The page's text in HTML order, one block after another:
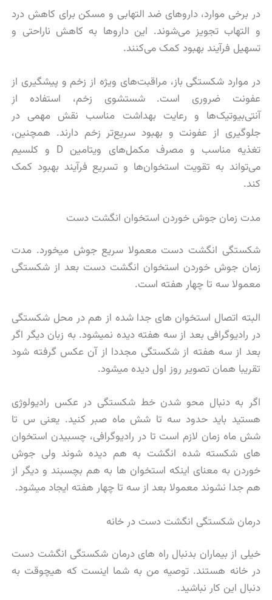
در برخی موارد، داروهای ضد التهابی و مسکن برای کاهش درد
و التهاب تجویز می‌شوند. این داروها به کاهش ناراحتی و
تسهیل فرآیند بهبود کمک می‌کنند.
در موارد شکستگی باز، مراقبت‌های ویژه از زخم و پیشگیری از
عفونت ضروری است. شستشوی زخم، استفاده از
آنتی‌بیوتیک‌ها و رعایت بهداشت مناسب نقش مهمی در
جلوگیری از عفونت و بهبود سریع‌تر زخم دارند. همچنین،
تغذیه مناسب و مصرف مکمل‌های ویتامین D و کلسیم
می‌تواند به تقویت استخوان‌ها و تسریع فرآیند بهبود کمک
کند.
مدت زمان جوش خوردن استخوان انگشت دست
شکستگی انگشت دست معمولا سریع جوش میخورد. مدت
زمان جوش خوردن استخوان انگشت دست بعد از شکستگی
معمولا سه تا چهار هفته است.
البته اتصال استخوان های جدا شده از هم در محل شکستگی
در رادیوگرافی بعد از سه هفته دیده نمیشود. به زبان دیگر اگر
بعد از سه هفته از شکستگی مجددا از آن عکس گرفته شود
تقریبا همان تصویر روز اول دیده میشود.
اگر به دنبال محو شدن خط شکستگی در عکس رادیولوژی
هستید باید حدود سه تا شش ماه صبر کنید. یعنی س تا
شش ماه زمان لازم است تا در رادیوگرافی، چسبیدن استخوان
های شکسته شده انگشت به هم دیده شوند ولی جوش
خوردن به معنای اینکه استخوان ها به هم بچسبند و دیگر از
هم جدا نشوند معمولا بعد از سه تا چهار هفته ایجاد میشود.
درمان شکستگی انگشت دست در خانه
خیلی از بیماران بدنبال راه های درمان شکستگی انگشت دست
در خانه هستند. توصیه من به شما اینست که هیچوقت به
دنبال این کار نباشید.